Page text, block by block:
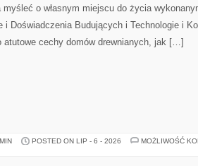
o własnym miejscu do życia
i Doświadczenia Budujących i Technologie i
atutowe cechy domów drewnianych, jak […]
POSTED ON LIP - 6 - 2026
MOŻLIWOŚĆ